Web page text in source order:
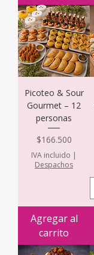
Picoteo & Sour
Gourmet – 12
personas
Precio
$166.500
IVA incluido |
Despachos
Agregar al
carrito